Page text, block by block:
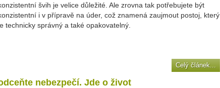
švih je velice důležité. Ale zrovna tak potřebujete být
i v přípravě na úder, což znamená zaujmout postoj, který
technicky správný a také opakovatelný.
Celý článek...
nebezpečí. Jde o život